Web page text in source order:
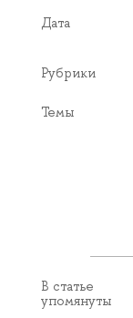
Дата
Рубрики
Темы
В статье
упомянуты